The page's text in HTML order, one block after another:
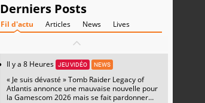
Derniers Posts
Fil d'actu Articles News Lives
Il y a 8 Heures JEU VIDÉO NEWS
« Je suis dévasté » Tomb Raider Legacy of
Atlantis annonce une mauvaise nouvelle pour
la Gamescom 2026 mais se fait pardonner